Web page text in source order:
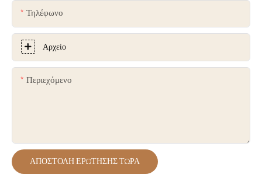
Τηλέφωνο
Αρχείο
Περιεχόμενο
ΑΠΟΣΤΟΛΉ ΕΡΏΤΗΣΗΣ ΤΏΡΑ